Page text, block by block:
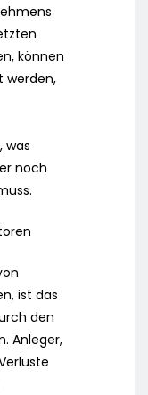
können
werden,
was
noch
ist das
den
Anleger,